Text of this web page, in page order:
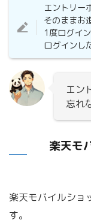
エントリー
そのままお
1度ログイ
ログインし
エン
忘れ
楽天モ
楽天モバイルショ
す。